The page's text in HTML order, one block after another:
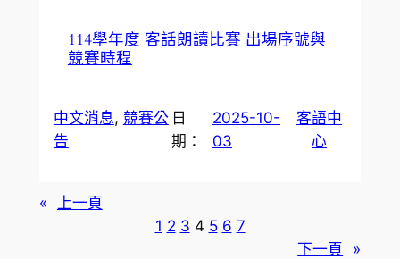
114學年度 客話朗讀比賽 出場序號與
競賽時程
中文消息, 競賽公
告
日
期：
2025-10-
03
客語中
心
«
上一頁
1 2 3 4 5 6 7
下一頁
»